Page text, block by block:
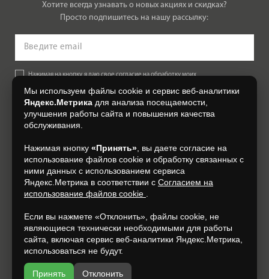
Хотите всегда узнавать о новых акциях и скидках?
Просто подпишитесь на нашу рассылку:
Нажимая на кнопку, я даю свое согласие на обработку моих
Согласии на обработку персональных данных.
+7 (4812) 548-777
Разработка и продвижение —
Мы используем файлы cookie и сервис веб-аналитики
Яндекс.Метрика для анализа посещаемости,
улучшения работы сайта и повышения качества
обслуживания.
Нажимая кнопку «Принять» , вы даете согласие на
использование файлов cookie и обработку связанных с
ними данных с использованием сервиса
Яндекс.Метрика в соответствии с Согласием на
использование файлов cookie
Если вы нажмете «Отклонить», файлы cookie, не
являющиеся технически необходимыми для работы
сайта, включая сервис веб-аналитики Яндекс.Метрика,
использоваться не будут.
Принять Отклонить